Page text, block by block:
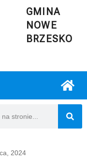
GMINA
NOWE
BRZESKO
2024